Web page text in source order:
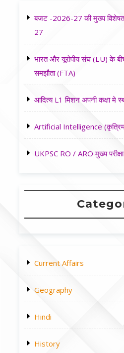
बजट -2026-27 की मुख्य
27
भारत और यूरोपीय संघ (EU) के
समझौता (FTA)
आदित्य L1 मिशन अपनी कक्षा मे
Artificial Intelligence (कृत्रिम
UKPSC RO / ARO मुख्य परीक्षा
Current Affairs
Geography
Hindi
History